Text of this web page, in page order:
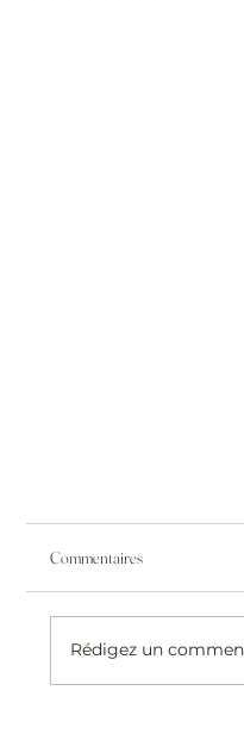
Commentaires
Rédigez un